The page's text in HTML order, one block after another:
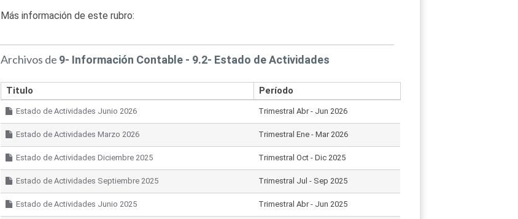
Más información de este rubro:
Archivos de 9- Información Contable - 9.2- Estado de Actividades
Titulo Período
Estado de Actividades Junio 2026 Trimestral Abr - Jun 2026
Estado de Actividades Marzo 2026 Trimestral Ene - Mar 2026
Estado de Actividades Diciembre 2025 Trimestral Oct - Dic 2025
Estado de Actividades Septiembre 2025 Trimestral Jul - Sep 2025
Estado de Actividades Junio 2025 Trimestral Abr - Jun 2025